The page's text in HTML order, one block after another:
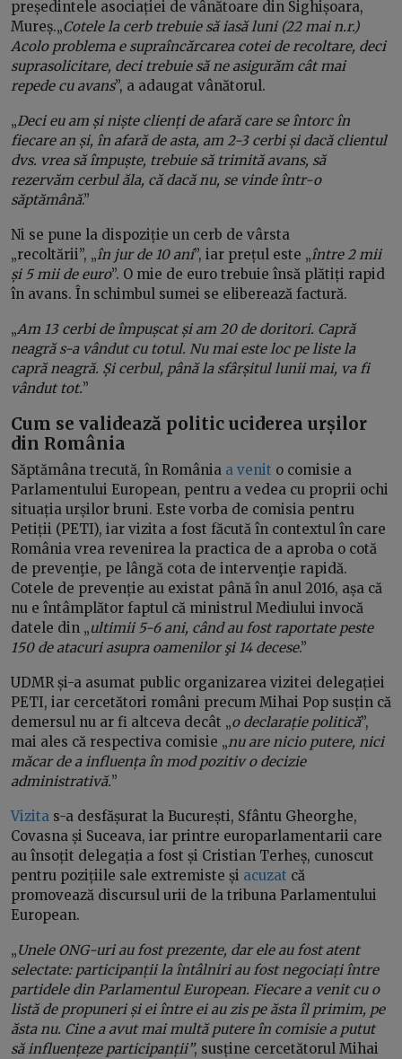
președintele asociației de vânătoare din Sighișoara,
Mureș.„Cotele la cerb trebuie să iasă luni (22 mai n.r.)
Acolo problema e supraîncărcarea cotei de recoltare, deci
suprasolicitare, deci trebuie să ne asigurăm cât mai
repede cu avans”, a adaugat vânătorul.
„Deci eu am și niște clienți de afară care se întorc în
fiecare an și, în afară de asta, am 2-3 cerbi și dacă clientul
dvs. vrea să împuște, trebuie să trimită avans, să
rezervăm cerbul ăla, că dacă nu, se vinde într-o
săptămână.”
Ni se pune la dispoziție un cerb de vârsta
„recoltării”, „în jur de 10 ani”, iar prețul este „între 2 mii
și 5 mii de euro”. O mie de euro trebuie însă plătiți rapid
în avans. În schimbul sumei se eliberează factură.
„Am 13 cerbi de împușcat și am 20 de doritori. Capră
neagră s-a vândut cu totul. Nu mai este loc pe liste la
capră neagră. Și cerbul, până la sfârșitul lunii mai, va fi
vândut tot.”
Cum se validează politic uciderea urșilor
din România
Săptămâna trecută, în România a venit o comisie a
Parlamentului European, pentru a vedea cu proprii ochi
situația urșilor bruni. Este vorba de comisia pentru
Petiții (PETI), iar vizita a fost făcută în contextul în care
România vrea revenirea la practica de a aproba o cotă
de prevenţie, pe lângă cota de intervenţie rapidă.
Cotele de prevenție au existat până în anul 2016, așa că
nu e întâmplător faptul că ministrul Mediului invocă
datele din „ultimii 5-6 ani, când au fost raportate peste
150 de atacuri asupra oamenilor şi 14 decese.”
UDMR și-a asumat public organizarea vizitei delegației
PETI, iar cercetători români precum Mihai Pop susțin că
demersul nu ar fi altceva decât „o declarație politică”,
mai ales că respectiva comisie „nu are nicio putere, nici
măcar de a influența în mod pozitiv o decizie
administrativă.”
Vizita s-a desfășurat la București, Sfântu Gheorghe,
Covasna și Suceava, iar printre europarlamentarii care
au însoțit delegația a fost și Cristian Terheș, cunoscut
pentru pozițiile sale extremiste și acuzat că
promovează discursul urii de la tribuna Parlamentului
European.
„Unele ONG-uri au fost prezente, dar ele au fost atent
selectate: participanții la întâlniri au fost negociați între
partidele din Parlamentul European. Fiecare a venit cu o
listă de propuneri și ei între ei au zis pe ăsta îl primim, pe
ăsta nu. Cine a avut mai multă putere în comisie a putut
să influențeze participanții”, susține cercetătorul Mihai